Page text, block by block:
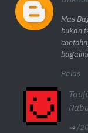
Mas
bukan
Balas
⇒/